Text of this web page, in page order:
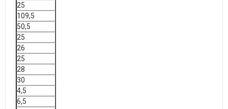
25
109,5
50,5
25
26
25
28
30
4,5
6,5